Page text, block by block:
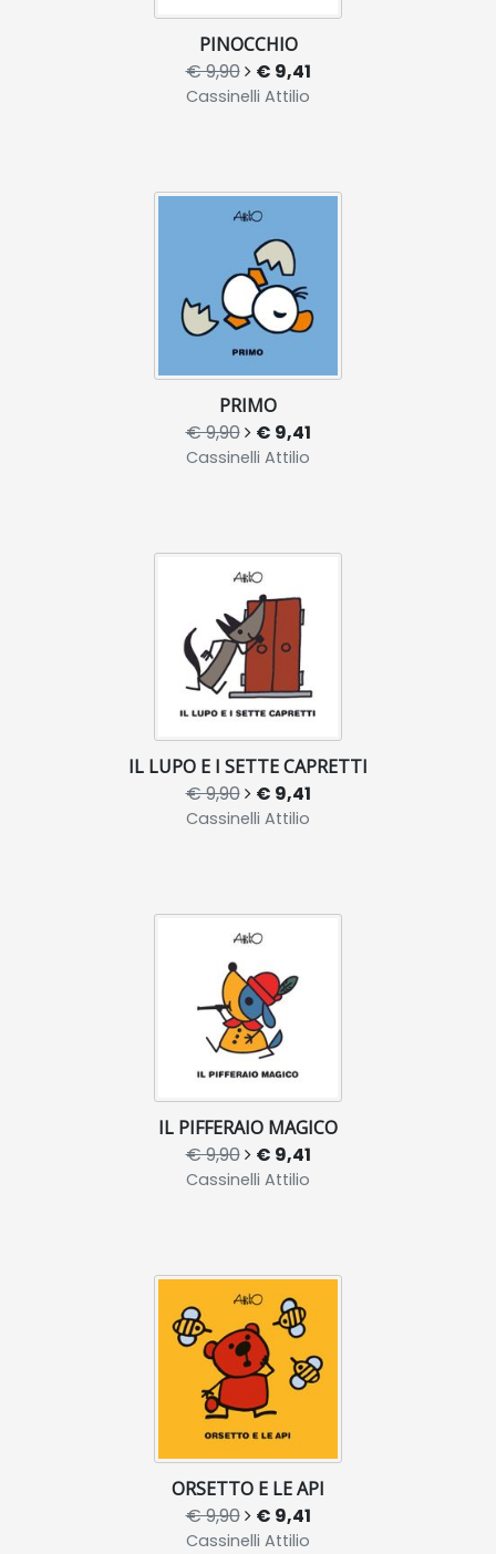
PINOCCHIO
€ 9,90 € 9,41
Cassinelli Attilio
PRIMO
€ 9,90 € 9,41
Cassinelli Attilio
IL LUPO E I SETTE CAPRETTI
€ 9,90 € 9,41
Cassinelli Attilio
IL PIFFERAIO MAGICO
€ 9,90 € 9,41
Cassinelli Attilio
ORSETTO E LE API
€ 9,90 € 9,41
Cassinelli Attilio